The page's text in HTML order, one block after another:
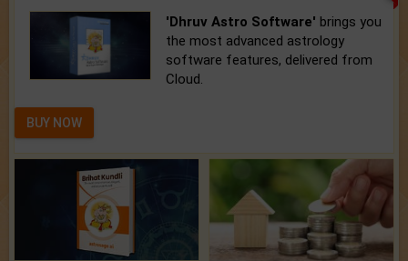
'Dhruv Astro Software' brings you
the most advanced astrology
software features, delivered from
Cloud.
BUY NOW